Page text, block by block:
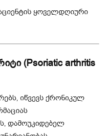
ყოველდღიური
(Psoriatic arthritis
იწვევს ქრონიკულ
დამოუკიდებელ